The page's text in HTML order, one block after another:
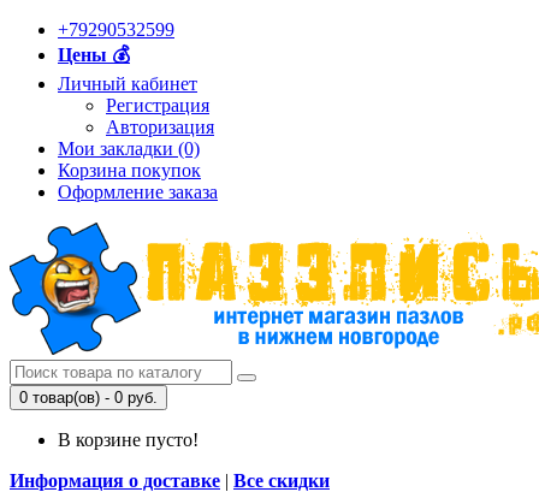
+79290532599
Цены 💰
Личный кабинет
Регистрация
Авторизация
Мои закладки (0)
Корзина покупок
Оформление заказа
0 товар(ов) - 0 руб.
В корзине пусто!
Информация о доставке | Все скидки